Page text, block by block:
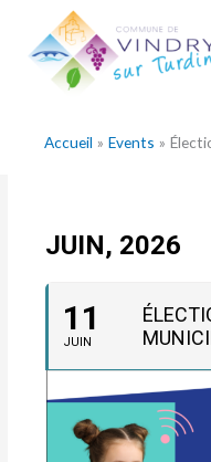
contenu
Accueil Events
JUIN, 2026
11
JUIN